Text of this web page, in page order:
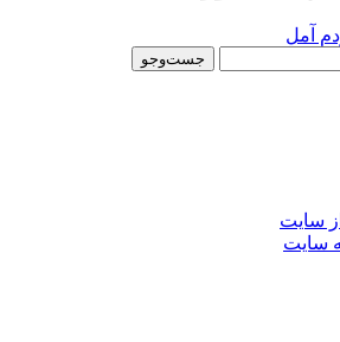
سایت
سایت